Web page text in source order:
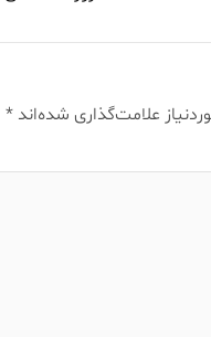
علامت‌گذاری شده‌اند *